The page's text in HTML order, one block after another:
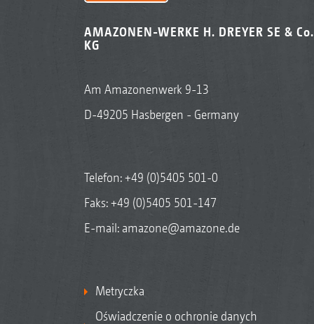
AMAZONEN-WERKE H. DREYER SE & Co.
KG
Am Amazonenwerk 9-13
D-49205 Hasbergen - Germany
Telefon:+49 (0)5405 501-0
Faks: +49 (0)5405 501-147
E-mail: amazone@amazone.de
Metryczka
Oświadczenie o ochronie danych